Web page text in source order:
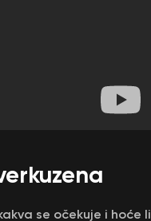
se očekuje i hoće li